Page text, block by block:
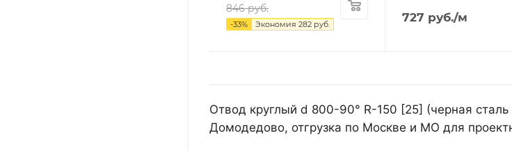
846руб.
-33% Экономия 282 руб. 727 руб./м
Отвод круглый d 800-90° R-150 [25] (черная
Домодедово, отгрузка по Москве и МО для